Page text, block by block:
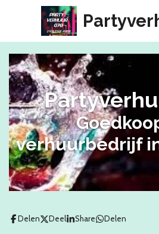
hoofdinhoud
verhuurbedrijf
Delen Deel Share Delen